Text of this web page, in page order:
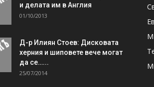
и делата им в Англия
01/10/2013
Д-р Илиян Стоев: Дисковата
херния и шиповете вече могат
да се…...
25/07/2014